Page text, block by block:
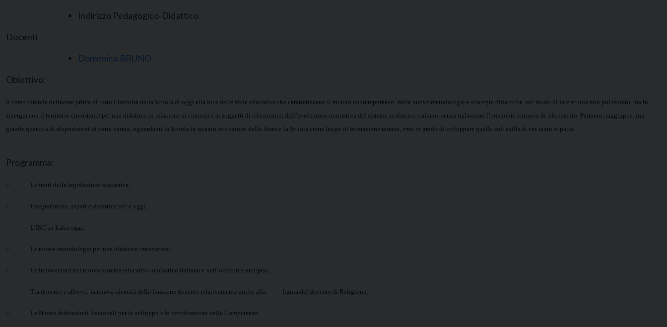
Indirizzo Pedagogico-Didattico
Docenti
Domenico BRUNO
Obiettivo:
Il corso intende delineare prima di tutto l’identità della Scuola di oggi alla luce delle sfide educative che caratterizzano il mondo contemporaneo, delle nuove metodologie e strategie didattiche, del modo di fare scuola non più isolato, ma in
sinergia con il territorio circostante per una didattica in relazione ai contesti e ai soggetti di riferimento, dell’evoluzione normativa del sistema scolastico italiano, senza tralasciare l’orizzonte europeo di riferimento. Pertanto, raggruppa una
grande quantità di disposizioni di varia natura, riguardanti la Scuola in quanto istituzione dello Stato e la Scuola come luogo di formazione umana, ente in grado di sviluppare quelle soft skills di cui tanto si parla.
Programma:
– Le fonti della legislazione scolastica;
– Insegnamento, saperi e didattica ieri e oggi;
– L’IRC in Italia oggi;
– Le nuove metodologie per una didattica innovativa;
– Le innovazioni nel nuovo sistema educativo scolastico italiano e nell’orizzonte europeo;
– Tra docente e allievo: la nuova identità della funzione docente relativamente anche alla figura del docente di Religione;
– Le Nuove Indicazioni Nazionali per lo sviluppo e la certificazione delle Competenze.